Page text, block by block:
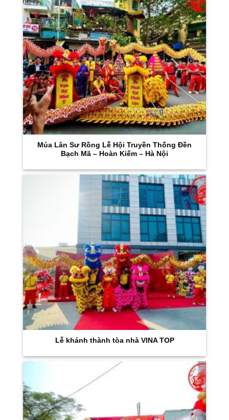
Múa Lân Sư Rồng Lễ Hội Truyền Thống Đền
Bạch Mã – Hoàn Kiếm – Hà Nội
Lễ khánh thành tòa nhà VINA TOP